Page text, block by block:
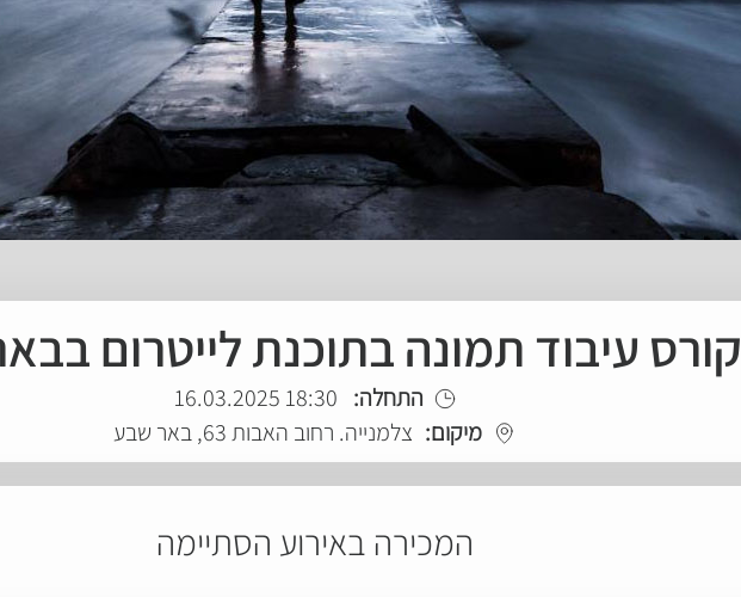
קורס עיבוד תמונה בתוכנת לייטרום
התחלה: 18:30 16.03.2025
מיקום: צלמנייה. רחוב האבות 63, באר שבע
המכירה באירוע הסתיימה